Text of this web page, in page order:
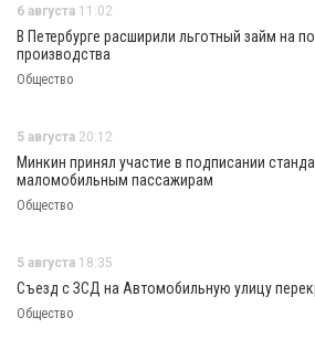
6 августа 11:02
В Петербурге расширили льготный займ на
производства
Общество
5 августа 20:12
Минкин принял участие в подписании
маломобильным пассажирам
Общество
5 августа 18:35
Съезд с ЗСД на Автомобильную улицу
Общество